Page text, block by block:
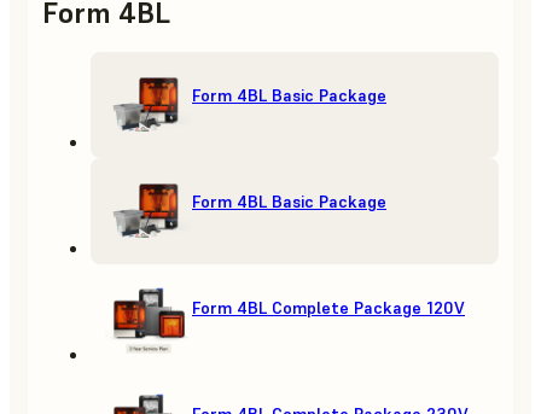
Form 4BL
Form 4BL Basic Package
Form 4BL Basic Package
Form 4BL Complete Package 120V